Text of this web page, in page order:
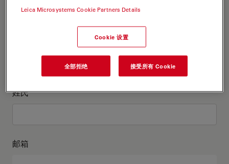
姓氏
邮箱
Leica Microsystems Cookie Partners Details
Cookie 设置
全部拒绝 接受所有 Cookie